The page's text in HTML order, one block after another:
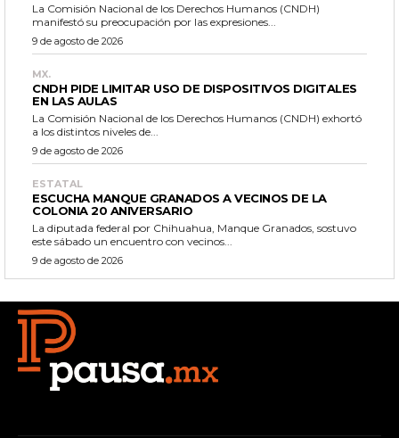
La Comisión Nacional de los Derechos Humanos (CNDH)
manifestó su preocupación por las expresiones...
9 de agosto de 2026
MX.
CNDH PIDE LIMITAR USO DE DISPOSITIVOS DIGITALES
EN LAS AULAS
La Comisión Nacional de los Derechos Humanos (CNDH) exhortó
a los distintos niveles de...
9 de agosto de 2026
ESTATAL
ESCUCHA MANQUE GRANADOS A VECINOS DE LA
COLONIA 20 ANIVERSARIO
La diputada federal por Chihuahua, Manque Granados, sostuvo
este sábado un encuentro con vecinos...
9 de agosto de 2026